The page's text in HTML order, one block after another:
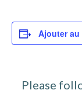
Ajouter
Please